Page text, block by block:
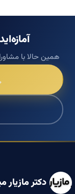
همین حالا با
دکتر مازیار